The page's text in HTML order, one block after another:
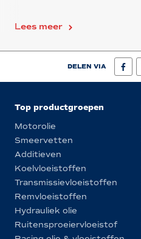
Lees meer
DELEN VIA
Top productgroepen
Motorolie
Smeervetten
Additieven
Koelvloeistoffen
Transmissievloeistoffen
Remvloeistoffen
Hydrauliek olie
Ruitensproeiervloeistof